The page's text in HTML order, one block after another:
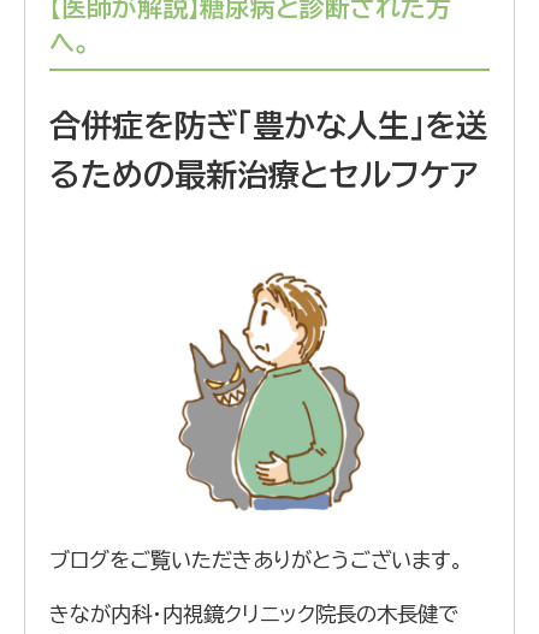
【医師が解説】糖尿病と診断された方
へ。
合併症を防ぎ「豊かな人生」を送
るための最新治療とセルフケア
ブログをご覧いただきありがとうございます。
きなが内科・内視鏡クリニック院長の木長健で